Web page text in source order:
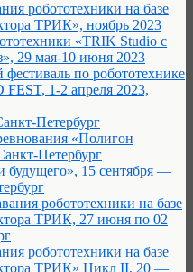
робототехники на базе
ТРИК», ноябрь 2023
«TRIK Studio с
29 мая-10 июня 2023
по робототехнике
1-2 апреля 2023,
Петербург
«Полигон
Петербург
будущего», 15 сентября —
робототехники на базе
ТРИК, 27 июня по 02
робототехники на базе
ТРИК» Цикл II, 20 —